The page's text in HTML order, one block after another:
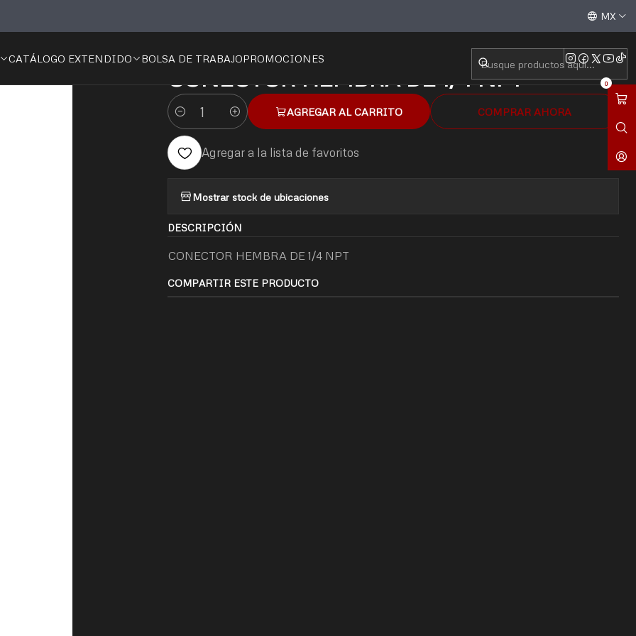
CATÁLOGO EXTENDIDO BOLSA DE TRABAJOPROMOCIONES
0
Aceptamos todas las tarjetas de crédito / débito y
MX
|
CONECTOR HEMBRA DE 1/4 NPT
Cantidad
AGREGAR AL CARRITO COMPRAR AHORA
Agregar a la lista de favoritos
Mostrar stock de ubicaciones
DESCRIPCIÓN
CONECTOR HEMBRA DE 1/4 NPT
COMPARTIR ESTE PRODUCTO